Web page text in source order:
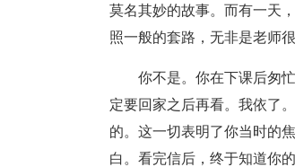
莫名其妙的故事。而有一天
照一般的套路，无非是老师
你不是。你在下课后匆
定要回家之后再看。我依了
的。这一切表明了你当时的
白。看完信后，终于知道你的